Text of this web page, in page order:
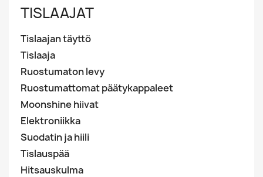
TISLAAJAT
Tislaajan täyttö
Tislaaja
Ruostumaton levy
Ruostumattomat päätykappaleet
Moonshine hiivat
Elektroniikka
Suodatin ja hiili
Tislauspää
Hitsauskulma